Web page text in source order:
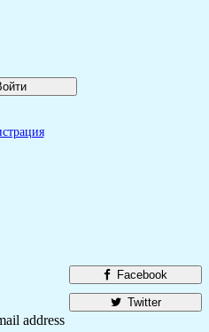
Facebook
Twitter
address